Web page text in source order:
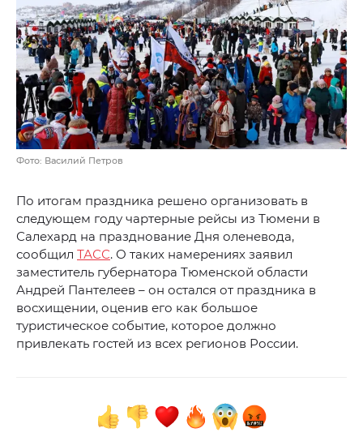
Фото: Василий Петров
По итогам праздника решено организовать в
следующем году чартерные рейсы из Тюмени в
Салехард на празднование Дня оленевода,
сообщил ТАСС. О таких намерениях заявил
заместитель губернатора Тюменской области
Андрей Пантелеев – он остался от праздника в
восхищении, оценив его как большое
туристическое событие, которое должно
привлекать гостей из всех регионов России.